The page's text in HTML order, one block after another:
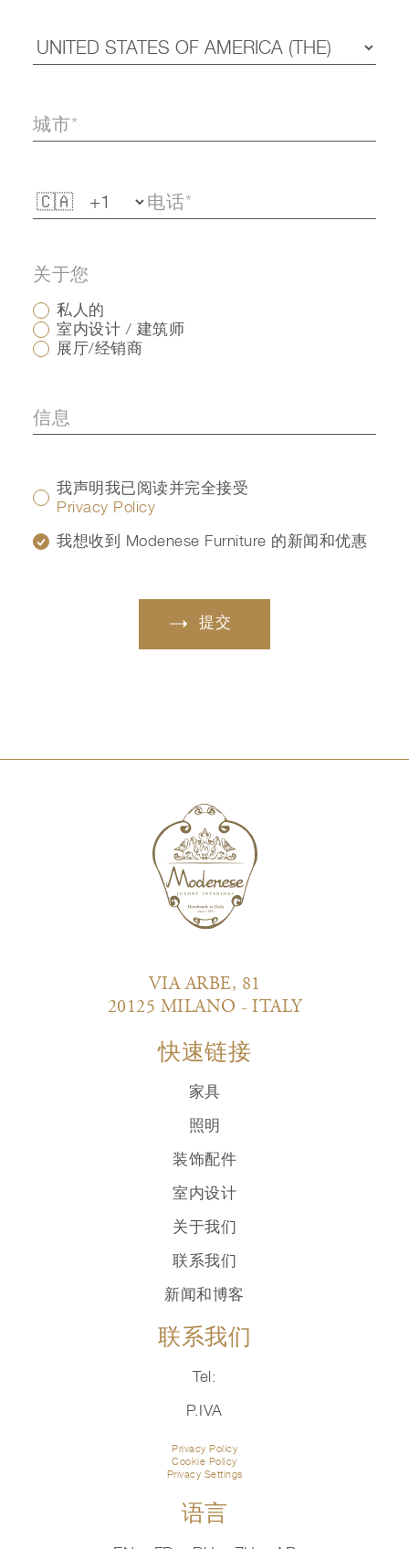
关于您
私人的
室内设计 / 建筑师
展厅/经销商
我声明我已阅读并完全接受
Privacy Policy
我想收到 Modenese Furniture 的新闻和优惠
提交
VIA ARBE, 81
20125 MILANO - ITALY
快速链接
家具
照明
装饰配件
室内设计
关于我们
联系我们
新闻和博客
联系我们
Tel:
P.IVA
Privacy Policy
Cookie Policy
Privacy Settings
语言